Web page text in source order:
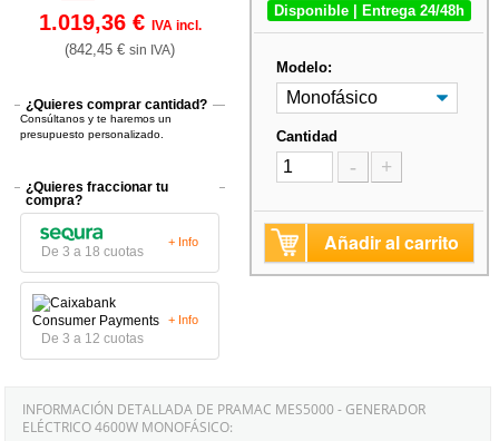
1.019,36 € IVA incl.
(842,45 €sin IVA)
¿Quieres comprar cantidad?
Consúltanos y te haremos un
presupuesto personalizado.
¿Quieres fraccionar tu
compra?
De 3 a 18 cuotas
+ Info
De 3 a 12 cuotas
+ Info
Disponible | Entrega 24/48h
Modelo:
Cantidad
- +
Añadir al carrito
INFORMACIÓN DETALLADA DE PRAMAC MES5000 - GENERADOR
ELÉCTRICO 4600W MONOFÁSICO: